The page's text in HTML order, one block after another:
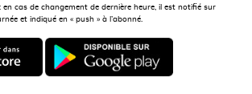
en cas de changement de dernière heure, il est notifié sur
et indiqué en « push » à l’abonné.